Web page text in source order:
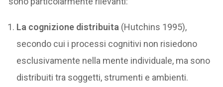
La cognizione distribuita (Hutchins 1995),
secondo cui i processi cognitivi non risiedono
esclusivamente nella mente individuale, ma sono
distribuiti tra soggetti, strumenti e ambienti.